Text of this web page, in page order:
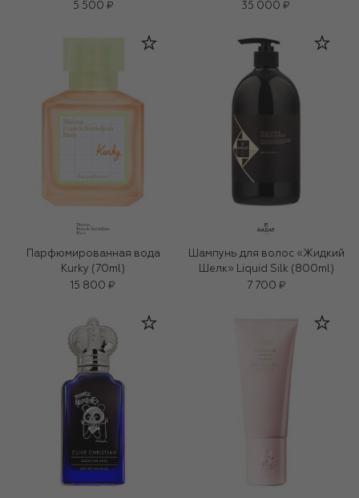
5 500 ₽
35 000 ₽
Парфюмированная вода
Kurky (70ml)
15 800 ₽
Шампунь для волос «Жидкий
Шелк» Liquid Silk (800ml)
7 700 ₽